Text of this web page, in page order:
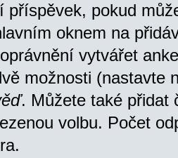
příspěvek, pokud
oknem na
vytvářet
možnosti (nastavte
. Můžete také přidat
volbu. Počet